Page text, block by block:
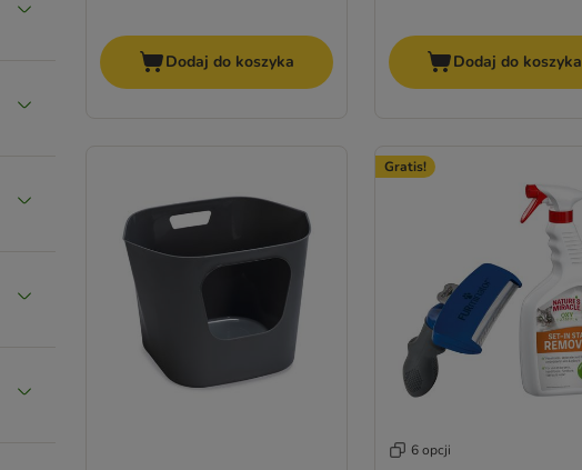
Dodaj do koszyka Dodaj do koszyka
Gratis!
6 opcji